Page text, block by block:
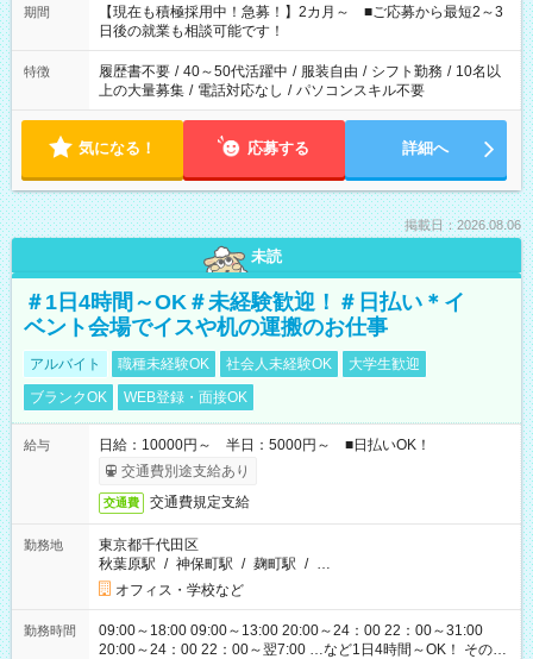
たくない」 など、ご希望を教えてくださいね。 ※Wワーク希望
の方へ 今ご覧のお仕事で希望する勤務時間と、もう1つのお仕事
の勤務時間。 合計で週40時間を超える場合は応募できません。
期間
【現在も積極採用中！急募！】2カ月～ ■ご応募から最短2～3
日後の就業も相談可能です！
特徴 履歴書不要 / 40～50代活躍中 / 服装自由 / シフト勤務 / 10名以
上の大量募集 / 電話対応なし / パソコンスキル不要
気になる！ 応募する 詳細へ
掲載日：2026.08.06
未読
＃1日4時間～OK＃未経験歓迎！＃日払い＊イ
ベント会場でイスや机の運搬のお仕事
アルバイト 職種未経験OK 社会人未経験OK
大学生歓迎
ブランクOK
WEB登録・面接OK
給与
日給：10000円～ 半日：5000円～ ■日払いOK！
交通費別途支給あり
交通費 交通費規定支給
勤務地
東京都千代田区
秋葉原駅 / 神保町駅 / 麹町駅 / …
オフィス・学校など
勤務時間
09:00～18:00 09:00～13:00 20:00～24：00 22：00～31:00
20:00～24：00 22：00～翌7:00 …など1日4時間～OK！ その他